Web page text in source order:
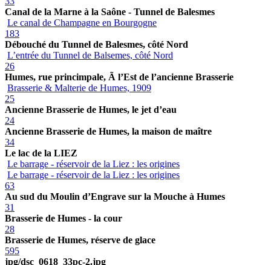
Canal de la Marne à la Saône - Tunnel de Balesmes
Le canal de Champagne en Bourgogne
183
Débouché du Tunnel de Balesmes, côté Nord
L’entrée du Tunnel de Balsemes, côté Nord
26
Humes, rue princimpale, Ã l’Est de l’ancienne Brasserie
Brasserie & Malterie de Humes, 1909
25
Ancienne Brasserie de Humes, le jet d’eau
24
Ancienne Brasserie de Humes, la maison de maître
34
Le lac de la LIEZ
Le barrage - réservoir de la Liez : les origines
Le barrage - réservoir de la Liez : les origines
63
Au sud du Moulin d’Engrave sur la Mouche à Humes
31
Brasserie de Humes - la cour
28
Brasserie de Humes, réserve de glace
595
jpg/dsc_0618_33pc-2.jpg